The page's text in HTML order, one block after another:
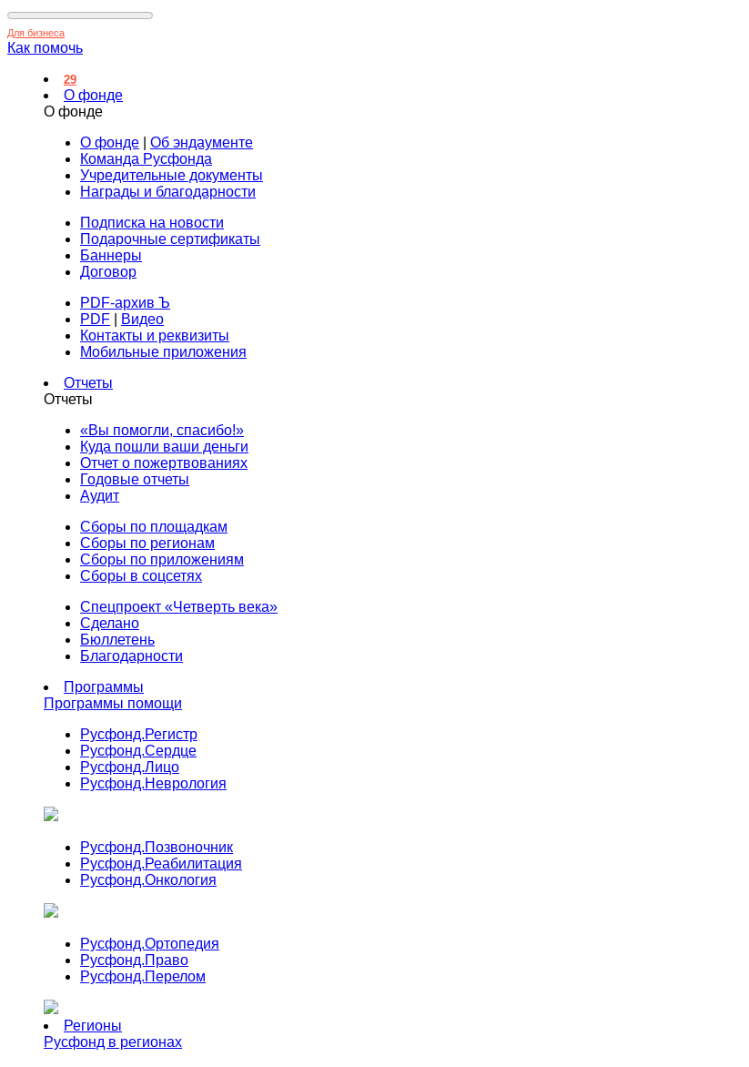
Для бизнеса
Как помочь
29
О фонде
О фонде
О фонде
Об эндаументе
Команда Русфонда
Учредительные документы
Награды и благодарности
Подписка на новости
Подарочные сертификаты
Баннеры
Договор
PDF-архив Ъ
PDF
Видео
Контакты и реквизиты
Мобильные приложения
Отчеты
Отчеты
«Вы помогли, спасибо!»
Куда пошли ваши деньги
Отчет о пожертвованиях
Годовые отчеты
Аудит
Сборы по площадкам
Сборы по регионам
Сборы по приложениям
Сборы в соцсетях
Спецпроект «Четверть века»
Сделано
Бюллетень
Благодарности
Программы
Программы помощи
Русфонд.Регистр
Русфонд.Сердце
Русфонд.Лицо
Русфонд.Неврология
Русфонд.Позвоночник
Русфонд.Реабилитация
Русфонд.Онкология
Русфонд.Ортопедия
Русфонд.Право
Русфонд.Перелом
Регионы
Русфонд в регионах